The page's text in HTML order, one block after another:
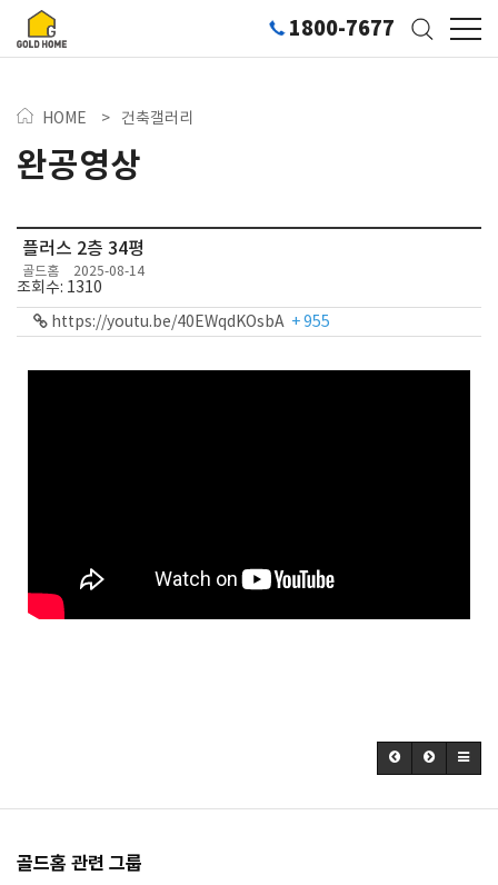
1800-7677
HOME > 건축갤러리
완공영상
플러스 2층 34평
골드홈 2025-08-14
조회수: 1310
https://youtu.be/40EWqdKOsbA + 955
골드홈 관련 그룹